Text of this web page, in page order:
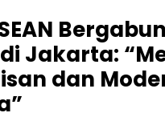
Jakarta:
dan